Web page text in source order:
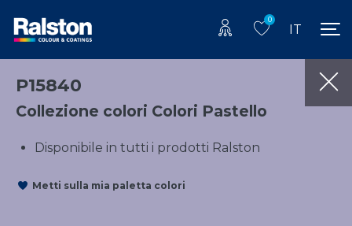
0
IT
P15840
Collezione colori Colori Pastello
Disponibile in tutti i prodotti Ralston
Metti sulla mia paletta colori